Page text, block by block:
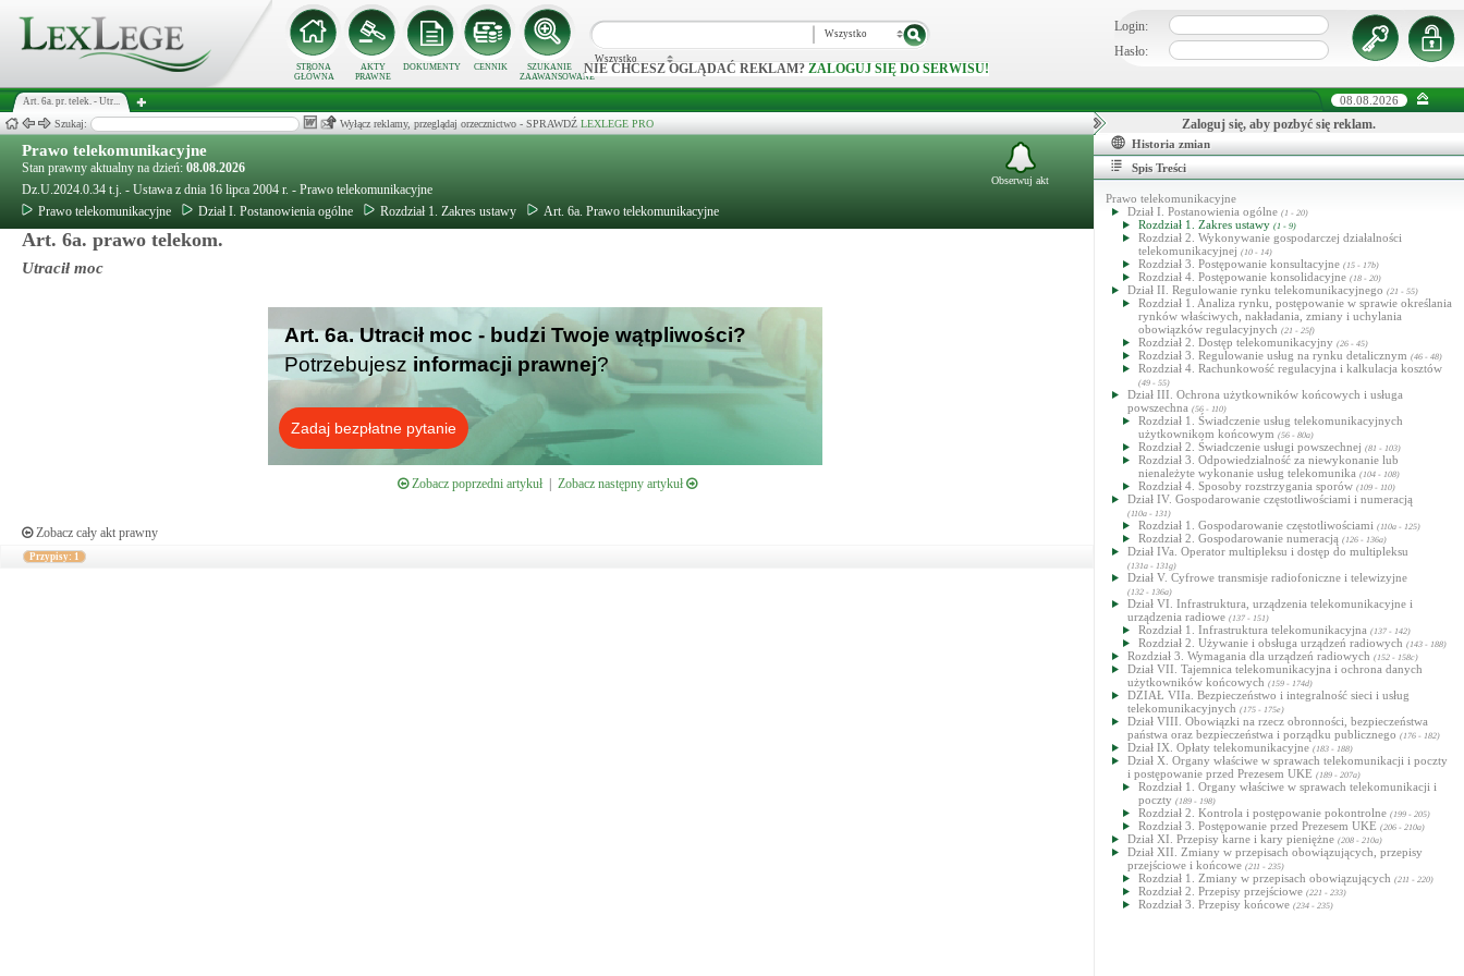
STRONA
GŁÓWNA
AKTY
PRAWNE
DOKUMENTY CENNIK
SZUKANIE
ZAAWANSOWANE
Wszystko
Wszystko
NIE CHCESZ OGLĄDAĆ REKLAM? ZALOGUJ SIĘ DO SERWISU!
Login:
Hasło:
Art. 6a. pr. telek. - Utr... 08.08.2026
Szukaj: Wyłącz reklamy, przeglądaj orzecznictwo - SPRAWDŹ LEXLEGE PRO
Prawo telekomunikacyjne
Stan prawny aktualny na dzień: 08.08.2026
Dz.U.2024.0.34 t.j. - Ustawa z dnia 16 lipca 2004 r. - Prawo telekomunikacyjne
Prawo telekomunikacyjne
Dział I. Postanowienia ogólne Rozdział 1. Zakres ustawy Art. 6a. Prawo telekomunikacyjne
Obserwuj akt
Art. 6a. prawo telekom.
Utracił moc
Art. 6a. Utracił moc - budzi Twoje wątpliwości?
Potrzebujesz informacji prawnej?
Zadaj bezpłatne pytanie
Zobacz poprzedni artykuł| Zobacz następny artykuł
Zobacz cały akt prawny
Przypisy: 1
Zaloguj się, aby pozbyć się reklam.
Historia zmian
Spis Treści
Prawo telekomunikacyjne
Dział I. Postanowienia ogólne (1 - 20)
Rozdział 1. Zakres ustawy (1 - 9)
Rozdział 2. Wykonywanie gospodarczej działalności
telekomunikacyjnej (10 - 14)
Rozdział 3. Postępowanie konsultacyjne (15 - 17b)
Rozdział 4. Postępowanie konsolidacyjne (18 - 20)
Dział II. Regulowanie rynku telekomunikacyjnego (21 - 55)
Rozdział 1. Analiza rynku, postępowanie w sprawie określania
rynków właściwych, nakładania, zmiany i uchylania
obowiązków regulacyjnych (21 - 25f)
Rozdział 2. Dostęp telekomunikacyjny (26 - 45)
Rozdział 3. Regulowanie usług na rynku detalicznym (46 - 48)
Rozdział 4. Rachunkowość regulacyjna i kalkulacja kosztów
(49 - 55)
Dział III. Ochrona użytkowników końcowych i usługa
powszechna (56 - 110)
Rozdział 1. Świadczenie usług telekomunikacyjnych
użytkownikom końcowym (56 - 80a)
Rozdział 2. Świadczenie usługi powszechnej (81 - 103)
Rozdział 3. Odpowiedzialność za niewykonanie lub
nienależyte wykonanie usług telekomunika (104 - 108)
Rozdział 4. Sposoby rozstrzygania sporów (109 - 110)
Dział IV. Gospodarowanie częstotliwościami i numeracją
(110a - 131)
Rozdział 1. Gospodarowanie częstotliwościami (110a - 125)
Rozdział 2. Gospodarowanie numeracją (126 - 136a)
Dział IVa. Operator multipleksu i dostęp do multipleksu
(131a - 131g)
Dział V. Cyfrowe transmisje radiofoniczne i telewizyjne
(132 - 136a)
Dział VI. Infrastruktura, urządzenia telekomunikacyjne i
urządzenia radiowe (137 - 151)
Rozdział 1. Infrastruktura telekomunikacyjna (137 - 142)
Rozdział 2. Używanie i obsługa urządzeń radiowych (143 - 188)
Rozdział 3. Wymagania dla urządzeń radiowych (152 - 158c)
Dział VII. Tajemnica telekomunikacyjna i ochrona danych
użytkowników końcowych (159 - 174d)
DZIAŁ VIIa. Bezpieczeństwo i integralność sieci i usług
telekomunikacyjnych (175 - 175e)
Dział VIII. Obowiązki na rzecz obronności, bezpieczeństwa
państwa oraz bezpieczeństwa i porządku publicznego (176 - 182)
Dział IX. Opłaty telekomunikacyjne (183 - 188)
Dział X. Organy właściwe w sprawach telekomunikacji i poczty
i postępowanie przed Prezesem UKE (189 - 207a)
Rozdział 1. Organy właściwe w sprawach telekomunikacji i
poczty (189 - 198)
Rozdział 2. Kontrola i postępowanie pokontrolne (199 - 205)
Rozdział 3. Postępowanie przed Prezesem UKE (206 - 210a)
Dział XI. Przepisy karne i kary pieniężne (208 - 210a)
Dział XII. Zmiany w przepisach obowiązujących, przepisy
przejściowe i końcowe (211 - 235)
Rozdział 1. Zmiany w przepisach obowiązujących (211 - 220)
Rozdział 2. Przepisy przejściowe (221 - 233)
Rozdział 3. Przepisy końcowe (234 - 235)